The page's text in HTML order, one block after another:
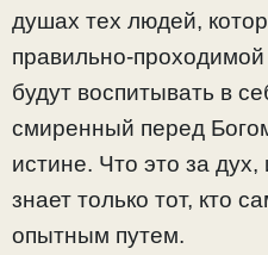
душах тех людей,
правильно-
будут воспитывать в
смиренный перед
истине. Что это за дух,
знает только тот, кто
опытным путем.